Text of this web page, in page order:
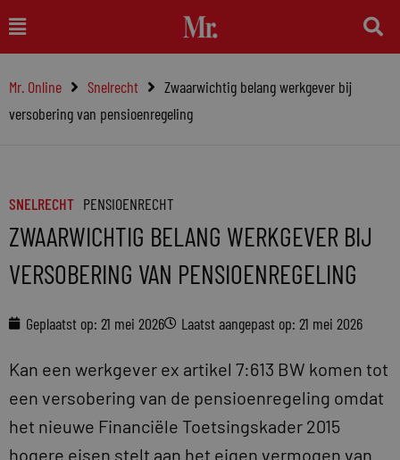
naar
inhoud
Main
Menu
Mr. Online Snelrecht
Zwaarwichtig belang werkgever bij
versobering van pensioenregeling
SNELRECHT PENSIOENRECHT
ZWAARWICHTIG BELANG WERKGEVER BIJ
VERSOBERING VAN PENSIOENREGELING
Geplaatst op: 21 mei 2026 Laatst aangepast op: 21 mei 2026
Kan een werkgever ex artikel 7:613 BW komen tot
een versobering van de pensioenregeling omdat
het nieuwe Financiële Toetsingskader 2015
hogere eisen stelt aan het eigen vermogen van